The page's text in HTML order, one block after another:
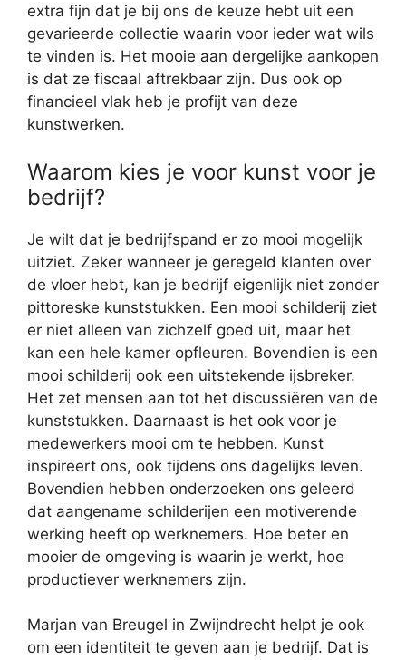
extra fijn dat je bij ons de keuze hebt uit een
gevarieerde collectie waarin voor ieder wat wils
te vinden is. Het mooie aan dergelijke aankopen
is dat ze fiscaal aftrekbaar zijn. Dus ook op
financieel vlak heb je profijt van deze
kunstwerken.
Waarom kies je voor kunst voor je
bedrijf?
Je wilt dat je bedrijfspand er zo mooi mogelijk
uitziet. Zeker wanneer je geregeld klanten over
de vloer hebt, kan je bedrijf eigenlijk niet zonder
pittoreske kunststukken. Een mooi schilderij ziet
er niet alleen van zichzelf goed uit, maar het
kan een hele kamer opfleuren. Bovendien is een
mooi schilderij ook een uitstekende ijsbreker.
Het zet mensen aan tot het discussiëren van de
kunststukken. Daarnaast is het ook voor je
medewerkers mooi om te hebben. Kunst
inspireert ons, ook tijdens ons dagelijks leven.
Bovendien hebben onderzoeken ons geleerd
dat aangename schilderijen een motiverende
werking heeft op werknemers. Hoe beter en
mooier de omgeving is waarin je werkt, hoe
productiever werknemers zijn.
Marjan van Breugel in Zwijndrecht helpt je ook
om een identiteit te geven aan je bedrijf. Dat is